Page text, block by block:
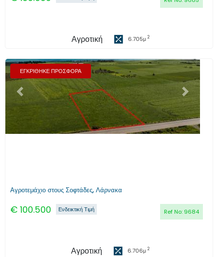
Αγροτική 6.705μ 2
ΕΓΚΡΙΘΗΚΕ ΠΡΟΣΦΟΡΑ
Προηγούμενο Επόμενο
Αγροτεμάχιο στους Σοφτάδες, Λάρνακα
€ 100.500 Ref No: 9684
Ενδεικτική Τιμή
Αγροτική 6.706μ 2